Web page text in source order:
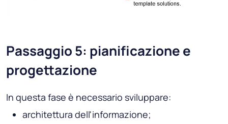
Passaggio 5: pianificazione e
progettazione
In questa fase è necessario sviluppare:
architettura dell'informazione;